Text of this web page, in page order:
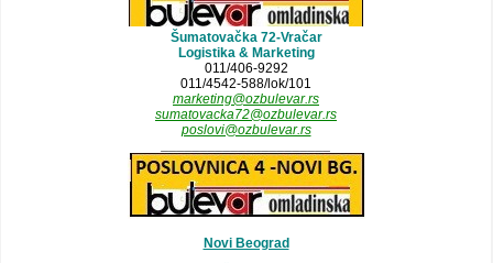
Šumatovačka 72-Vračar
Logistika & Marketing
011/406-9292
011/4542-588/lok/101
marketing@ozbulevar.rs
sumatovacka72@ozbulevar.rs
poslovi@ozbulevar.rs
Novi Beograd